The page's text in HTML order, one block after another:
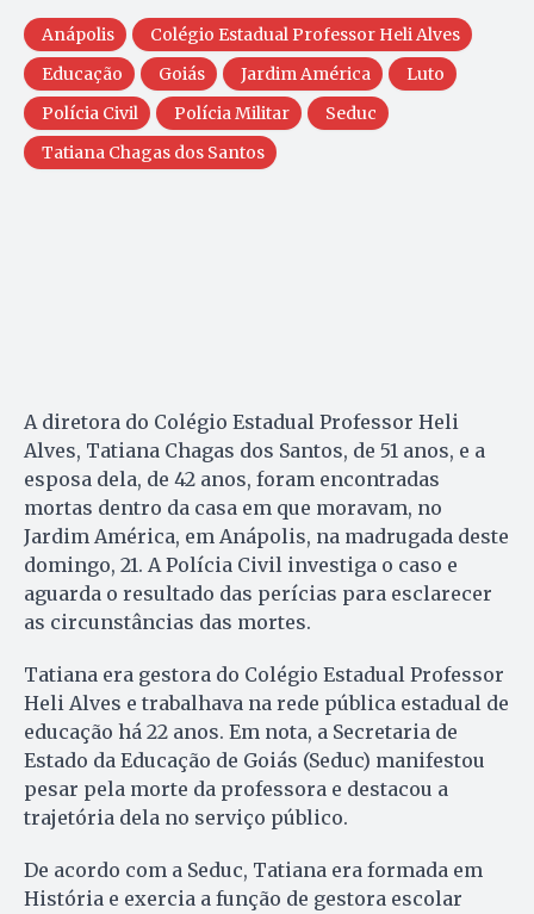
Anápolis
Colégio Estadual Professor Heli Alves
Educação
Goiás Jardim América
Luto
Polícia Civil
Polícia Militar
Seduc
Tatiana Chagas dos Santos
A diretora do Colégio Estadual Professor Heli
Alves, Tatiana Chagas dos Santos, de 51 anos, e a
esposa dela, de 42 anos, foram encontradas
mortas dentro da casa em que moravam, no
Jardim América, em Anápolis, na madrugada deste
domingo, 21. A Polícia Civil investiga o caso e
aguarda o resultado das perícias para esclarecer
as circunstâncias das mortes.
Tatiana era gestora do Colégio Estadual Professor
Heli Alves e trabalhava na rede pública estadual de
educação há 22 anos. Em nota, a Secretaria de
Estado da Educação de Goiás (Seduc) manifestou
pesar pela morte da professora e destacou a
trajetória dela no serviço público.
De acordo com a Seduc, Tatiana era formada em
História e exercia a função de gestora escolar